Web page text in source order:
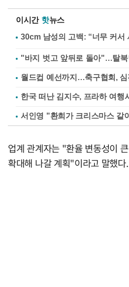
이시간 핫뉴스
"바지 벗고 앞뒤로 돌아"…탈
월드컵 예선까지…축구협회,
한국 떠난 김지수, 프라하 여
서인영 "환희가 크리스마스 같
업계 관계자는 "환율 변동성이
확대해 나갈 계획"이라고 말했다.